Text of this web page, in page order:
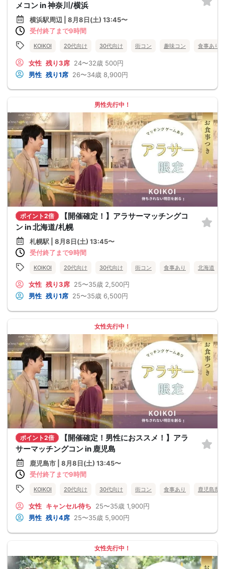
メコン in 神奈川/横浜
横浜駅周辺 | 8月8日(土) 13:45〜
受付終了まで9時間
KOIKOI 20代向け 30代向け 街コン 趣味コン 食事あり
女性 残り3席 24〜32歳 500円
男性 残り1席 26〜34歳 8,900円
男性先行中！
ポイント2倍
【開催確定！】アラサーマッチングコ
ン in 北海道/札幌
札幌駅 | 8月8日(土) 13:45〜
受付終了まで9時間
KOIKOI 20代向け 30代向け 街コン 食事あり 北海道
女性 残り3席 25〜35歳 2,500円
男性 残り1席 25〜35歳 6,500円
女性先行中！
ポイント2倍
【開催確定！男性におススメ！】アラ
サーマッチングコン in 鹿児島
鹿児島市 | 8月8日(土) 13:45〜
受付終了まで9時間
KOIKOI 20代向け 30代向け 街コン 食事あり 鹿児島県
女性 キャンセル待ち 25〜35歳 1,900円
男性 残り4席 25〜35歳 5,900円
女性先行中！